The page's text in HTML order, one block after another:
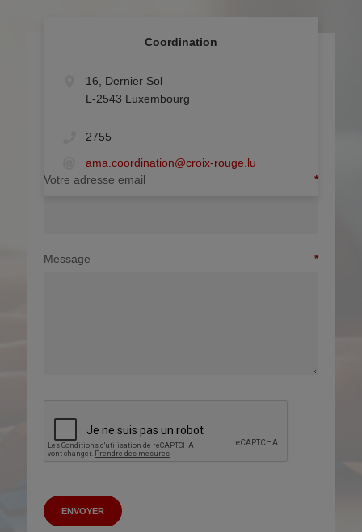
Coordination
16, Dernier Sol
L-2543 Luxembourg
2755
ama.coordination@croix-rouge.lu
obligatoires pour le traitement de votre demande de
renseignement. Les autres champs peuvent nous
plus précise à votre demande de renseignement.
Votre adresse email
Message
ENVOYER